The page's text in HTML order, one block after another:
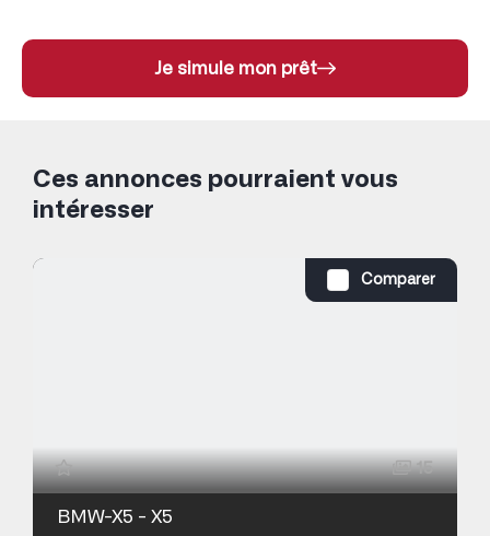
Je simule mon prêt
Ces annonces pourraient vous
intéresser
Comparer
15
BMW-X5 - X5